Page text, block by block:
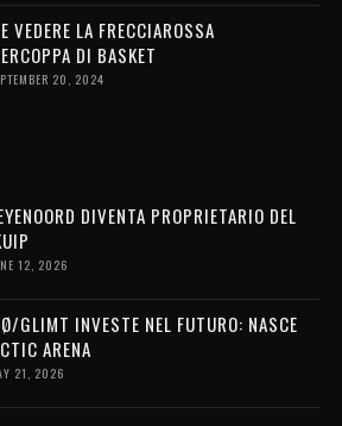
VEDERE LA FRECCIAROSSA
DI BASKET
20, 2024
DIVENTA PROPRIETARIO DEL
12, 2026
GLIMT INVESTE NEL FUTURO: NASCE
ARENA
21, 2026